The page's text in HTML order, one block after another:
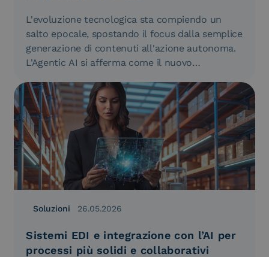
L'evoluzione tecnologica sta compiendo un
salto epocale, spostando il focus dalla semplice
generazione di contenuti all'azione autonoma.
L'Agentic AI si afferma come il nuovo
Soluzioni 26.05.2026
Sistemi EDI e integrazione con l’AI per
processi più solidi e collaborativi